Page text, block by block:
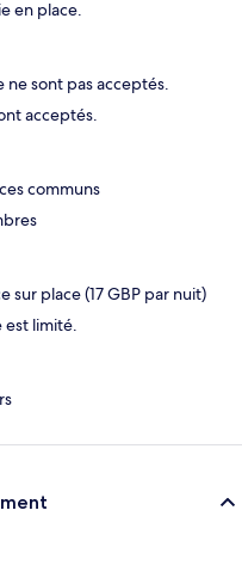
en place.
ne sont pas acceptés.
acceptés.
communs
place (17 GBP par nuit)
est limité.